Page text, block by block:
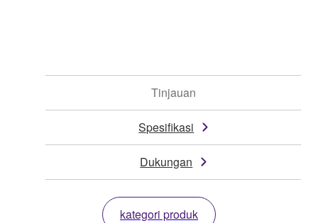
Tinjauan
Spesifikasi
Dukungan
kategori produk